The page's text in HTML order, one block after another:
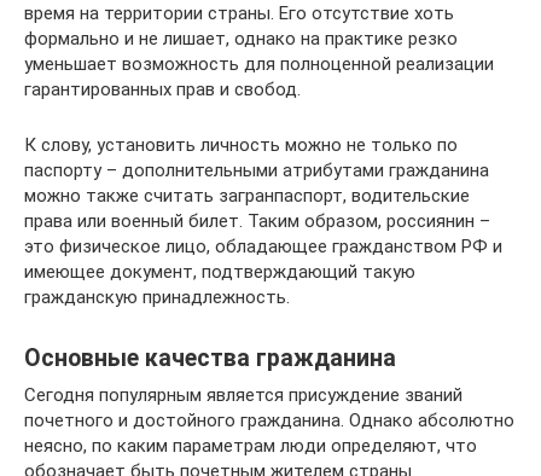
время на территории страны. Его отсутствие хоть
формально и не лишает, однако на практике резко
уменьшает возможность для полноценной реализации
гарантированных прав и свобод.
К слову, установить личность можно не только по
паспорту – дополнительными атрибутами гражданина
можно также считать загранпаспорт, водительские
права или военный билет. Таким образом, россиянин –
это физическое лицо, обладающее гражданством РФ и
имеющее документ, подтверждающий такую
гражданскую принадлежность.
Основные качества гражданина
Сегодня популярным является присуждение званий
почетного и достойного гражданина. Однако абсолютно
неясно, по каким параметрам люди определяют, что
обозначает быть почетным жителем страны.